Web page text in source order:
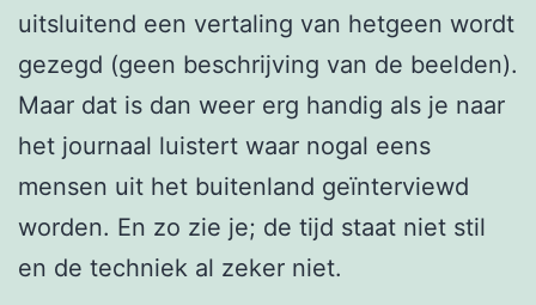
uitsluitend een vertaling van hetgeen wordt
gezegd (geen beschrijving van de beelden).
Maar dat is dan weer erg handig als je naar
het journaal luistert waar nogal eens
mensen uit het buitenland geïnterviewd
worden. En zo zie je; de tijd staat niet stil
en de techniek al zeker niet.